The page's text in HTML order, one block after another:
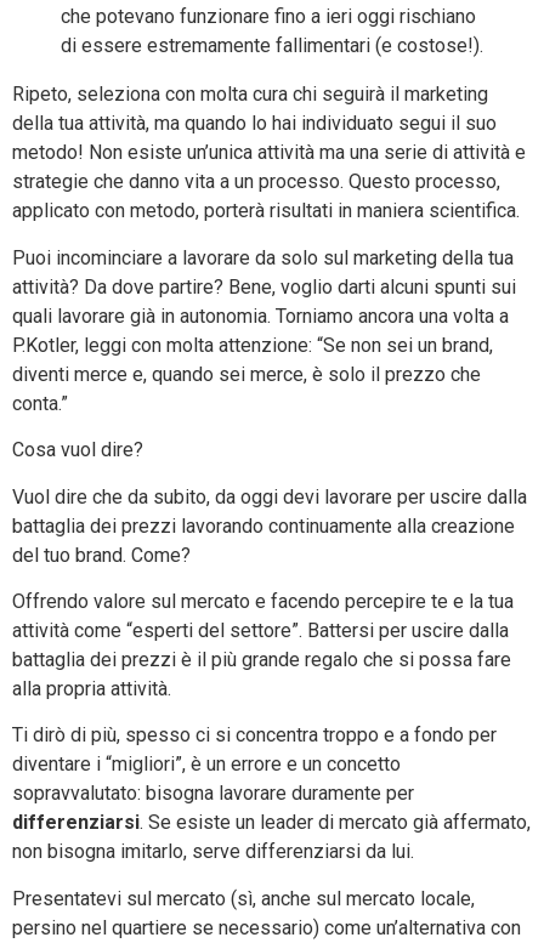
che potevano funzionare fino a ieri oggi rischiano
di essere estremamente fallimentari (e costose!).
Ripeto, seleziona con molta cura chi seguirà il marketing
della tua attività, ma quando lo hai individuato segui il suo
metodo! Non esiste un’unica attività ma una serie di attività e
strategie che danno vita a un processo. Questo processo,
applicato con metodo, porterà risultati in maniera scientifica.
Puoi incominciare a lavorare da solo sul marketing della tua
attività? Da dove partire? Bene, voglio darti alcuni spunti sui
quali lavorare già in autonomia. Torniamo ancora una volta a
P.Kotler, leggi con molta attenzione: “Se non sei un brand,
diventi merce e, quando sei merce, è solo il prezzo che
conta.”
Cosa vuol dire?
Vuol dire che da subito, da oggi devi lavorare per uscire dalla
battaglia dei prezzi lavorando continuamente alla creazione
del tuo brand. Come?
Offrendo valore sul mercato e facendo percepire te e la tua
attività come “esperti del settore”. Battersi per uscire dalla
battaglia dei prezzi è il più grande regalo che si possa fare
alla propria attività.
Ti dirò di più, spesso ci si concentra troppo e a fondo per
diventare i “migliori”, è un errore e un concetto
sopravvalutato: bisogna lavorare duramente per
differenziarsi. Se esiste un leader di mercato già affermato,
non bisogna imitarlo, serve differenziarsi da lui.
Presentatevi sul mercato (sì, anche sul mercato locale,
persino nel quartiere se necessario) come un’alternativa con